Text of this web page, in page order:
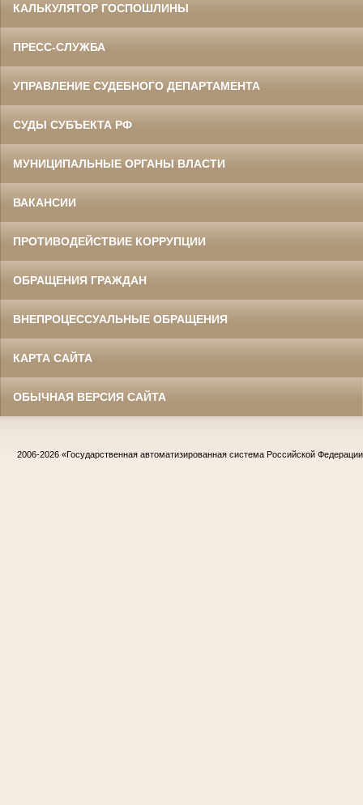
КАЛЬКУЛЯТОР ГОСПОШЛИНЫ
ПРЕСС-СЛУЖБА
УПРАВЛЕНИЕ СУДЕБНОГО ДЕПАРТАМЕНТА
СУДЫ СУБЪЕКТА РФ
МУНИЦИПАЛЬНЫЕ ОРГАНЫ ВЛАСТИ
ВАКАНСИИ
ПРОТИВОДЕЙСТВИЕ КОРРУПЦИИ
ОБРАЩЕНИЯ ГРАЖДАН
ВНЕПРОЦЕССУАЛЬНЫЕ ОБРАЩЕНИЯ
КАРТА САЙТА
ОБЫЧНАЯ ВЕРСИЯ САЙТА
2006-2026 «Государственная автоматизированная система Российской